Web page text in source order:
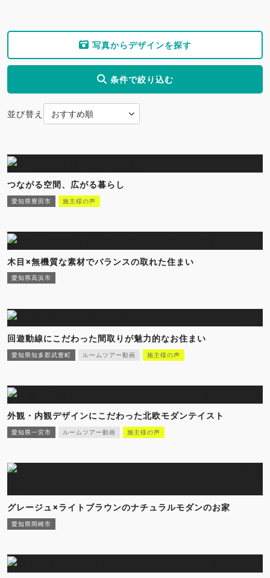
写真からデザインを探す
条件で絞り込む
並び替え
つながる空間、広がる暮らし
愛知県豊田市 施主様の声
木目×無機質な素材でバランスの取れた住まい
愛知県高浜市
回遊動線にこだわった間取りが魅力的なお住まい
愛知県知多郡武豊町 ルームツアー動画 施主様の声
外観・内観デザインにこだわった北欧モダンテイスト
愛知県一宮市 ルームツアー動画 施主様の声
グレージュ×ライトブラウンのナチュラルモダンのお家
愛知県岡崎市